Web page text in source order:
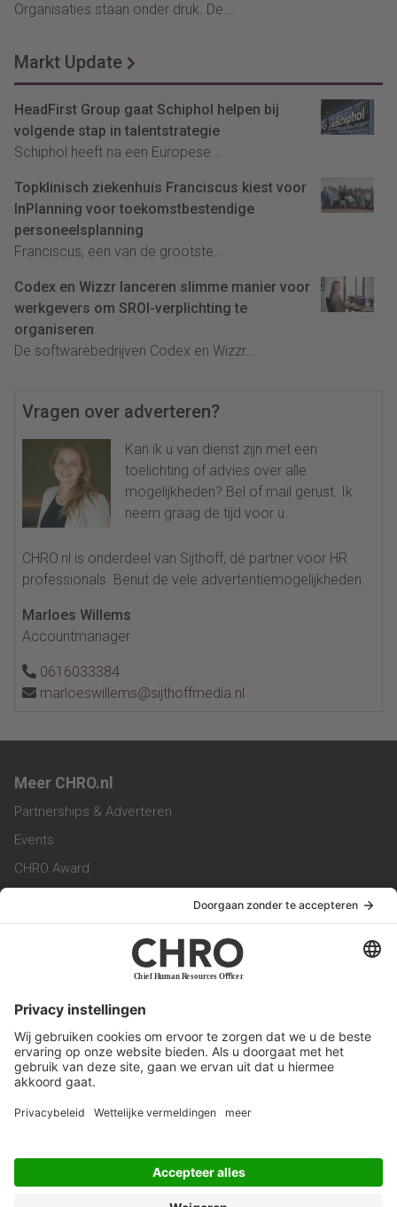
Organisaties staan onder druk. De...
Markt Update
HeadFirst Group gaat Schiphol helpen bij
volgende stap in talentstrategie
Schiphol heeft na een Europese...
Topklinisch ziekenhuis Franciscus kiest voor
InPlanning voor toekomstbestendige
personeelsplanning
Franciscus, een van de grootste...
Codex en Wizzr lanceren slimme manier voor
werkgevers om SROI-verplichting te
organiseren
De softwarebedrijven Codex en Wizzr...
Vragen over adverteren?
Kan ik u van dienst zijn met een
toelichting of advies over alle
mogelijkheden? Bel of mail gerust. Ik
neem graag de tijd voor u.
CHRO.nl is onderdeel van Sijthoff, dé partner voor HR
professionals. Benut de vele advertentiemogelijkheden.
Marloes Willems
Accountmanager
0616033384
marloeswillems@sijthoffmedia.nl
Meer CHRO.nl
Partnerships & Adverteren
Events
CHRO Award
CHRO Magazine
Service & Contact
Werken bij ons
Privacy Statement
Algemene Voorwaarden